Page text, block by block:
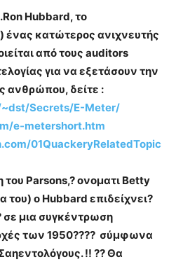
Hubbard, το
ένας κατώτερος ανιχνευτής
από τους auditors
για να εξετάσουν την
ανθρώπου, δείτε :
Secrets/E-Meter/
e-metershort.htm
01QuackeryRelatedTopic
Parsons,? ονοματι Betty
του) ο Hubbard επιδείχνει?
σε μια συγκέντρωση
των 1950???? σύμφωνα
!! ?? Θα